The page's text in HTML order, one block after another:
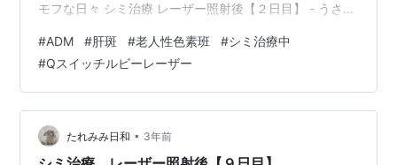
モフな日々 シミ治療 レーザー照射後【２日目】 - うさぎ
目】 - うさぎさんとモフモフな日々 シミ治療 レーザー照
射後【４日目】 - うさぎさんとモフモフな日々 シミ治療
レーザー照射後【５日目】 - うさぎさんとモフモフな
日々 シミ治療 レーザー照射後【６日目】 - うさぎさんと
モフモフな日々 シミ治療 レーザー照射後【７日…
#ADM #肝斑 #老人性色素班 #シミ治療中
#Qスイッチルビーレーザー
たれみみ日和 • 3年前